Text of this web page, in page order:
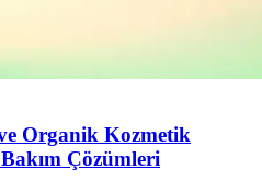
Organik Kozmetik
Çözümleri